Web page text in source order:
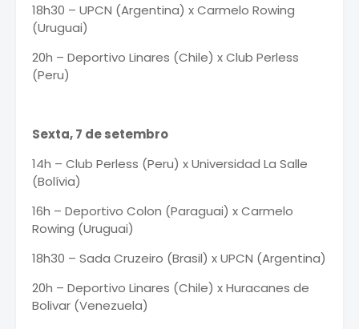
18h30 – UPCN (Argentina) x Carmelo Rowing
(Uruguai)
20h – Deportivo Linares (Chile) x Club Perless
(Peru)
Sexta, 7 de setembro
14h – Club Perless (Peru) x Universidad La Salle
(Bolívia)
16h – Deportivo Colon (Paraguai) x Carmelo
Rowing (Uruguai)
18h30 – Sada Cruzeiro (Brasil) x UPCN (Argentina)
20h – Deportivo Linares (Chile) x Huracanes de
Bolivar (Venezuela)